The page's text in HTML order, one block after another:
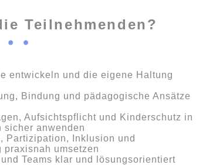
Teilnehmenden?
entwickeln und die eigene Haltung
Bindung und pädagogische Ansätze
Aufsichtspflicht und Kinderschutz in
sicher anwenden
Partizipation, Inklusion und
umsetzen
Teams klar und lösungsorientiert